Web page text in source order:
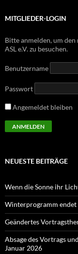
MITGLIEDER-LOGIN
Bitte anmelden, um
ASL e.V. zu besuchen.
Benutzername
Passwort
Angemeldet bleiben
NEUESTE BEITRÄGE
Wenn die Sonne ihr
Winterprogramm endet
Geändertes
Absage des Vortrags
Januar 2026